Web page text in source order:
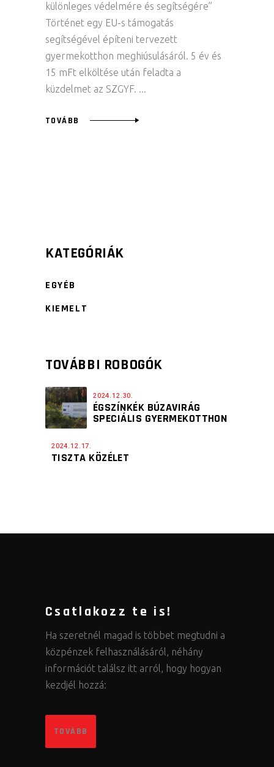
különleges védelmére és segítségére”
Történet egy EU-s támogatás
segítségével építeni tervezett
gyermekotthon meghiúsulásáról. 5 év és
15 mFt elköltése után feladta a
küzdelmet az SZGYF.
TOVÁBB
KATEGÓRIÁK
EGYÉB
KIEMELT
TOVÁBBI ROBOGÓK
2024.12.30.
ÉGSZÍNKÉK BÚZAVIRÁG
SPECIÁLIS GYERMEKOTTHON
2024.12.17.
TISZTA KÖZÉLET
Csatlakozz te is!
Ha szeretnél magad is többet megtudni a
közpénzek felhasználásáról, néhány
információt találsz itt arról, hogy hogyan
kezdjél hozzá:
TOVÁBB